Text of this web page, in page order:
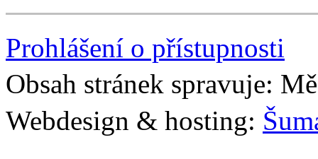
Prohlášení o přístupnosti
Obsah stránek spravuje:
Webdesign & hosting: